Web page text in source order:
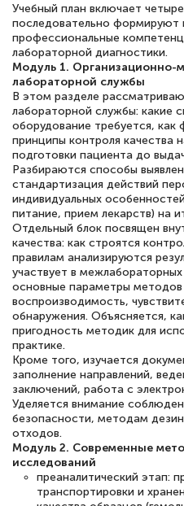
прохождения курса,
аттестации, проблем
каком этапе…
Учебный план включает
последовательно формируют
профессиональные
лабораторной диагностики.
Модуль 1. Организационно-
лабораторной службы
В этом разделе
лабораторной службы: какие
оборудование требуется,
принципы контроля качества
подготовки пациента до
Разбираются способы
стандартизация действий
индивидуальных
питание, прием лекарств) на
Отдельный блок посвящен
качества: как строятся
правилам анализируются
участвует в
основные параметры методов
воспроизводимость,
обнаружения. Объясняется,
пригодность методик для
практике.
Кроме того, изучается
заполнение направлений,
заключений, работа с
Уделяется внимание
безопасности, методам
отходов.
Модуль 2. Современные
исследований
преаналитический этап:
транспортировки и